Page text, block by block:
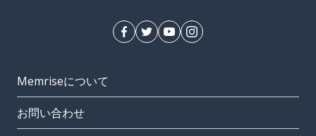
Memriseについて
お問い合わせ